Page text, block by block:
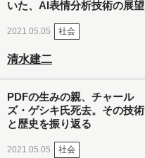
いた、AI表情分析技術の展望
2021.05.05 社会
清水建二
PDFの生みの親、チャール
ズ・ゲシキ氏死去。その技術
と歴史を振り返る
2021.05.05 社会